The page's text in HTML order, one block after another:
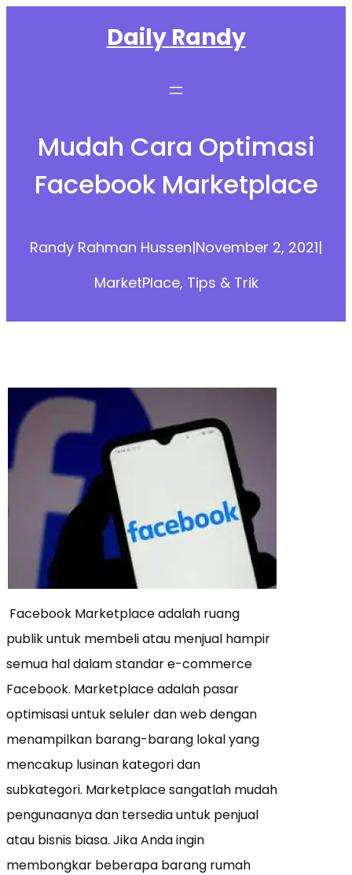
Daily Randy
Mudah Cara Optimasi
Facebook Marketplace
Randy Rahman Hussen|November 2, 2021|
MarketPlace, Tips & Trik
Facebook Marketplace adalah ruang
publik untuk membeli atau menjual hampir
semua hal dalam standar e-commerce
Facebook. Marketplace adalah pasar
optimisasi untuk seluler dan web dengan
menampilkan barang-barang lokal yang
mencakup lusinan kategori dan
subkategori. Marketplace sangatlah mudah
pengunaanya dan tersedia untuk penjual
atau bisnis biasa. Jika Anda ingin
membongkar beberapa barang rumah